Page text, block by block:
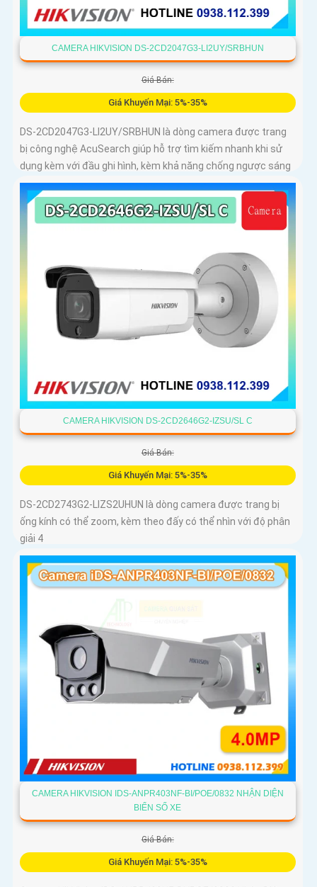
CAMERA HIKVISION DS-2CD2047G3-LI2UY/SRBHUN
Giá Bán:
Giá Khuyến Mại: 5%-35%
DS-2CD2047G3-LI2UY/SRBHUN là dòng camera được trang
bị công nghệ AcuSearch giúp hỗ trợ tìm kiếm nhanh khi sử
dụng kèm với đầu ghi hình, kèm khả năng chống ngược sáng
WDR 130dB, trang bị micro kép và loa hỗ trợ đàm thoại 2
chiều, ống kính 4
CAMERA HIKVISION DS-2CD2646G2-IZSU/SL C
Giá Bán:
Giá Khuyến Mại: 5%-35%
DS-2CD2743G2-LIZS2UHUN là dòng camera được trang bị
ống kính có thể zoom, kèm theo đấy có thể nhìn với độ phân
giải 4
CAMERA HIKVISION IDS-ANPR403NF-BI/POE/0832 NHẬN DIỆN
BIỂN SỐ XE
Giá Bán:
Giá Khuyến Mại: 5%-35%